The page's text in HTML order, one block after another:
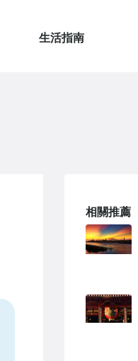
生活指南
相關推薦